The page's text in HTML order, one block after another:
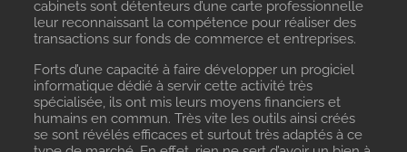
cabinets sont détenteurs d’une carte professionnelle
leur reconnaissant la compétence pour réaliser des
transactions sur fonds de commerce et entreprises.
Forts d’une capacité à faire développer un progiciel
informatique dédié à servir cette activité très
spécialisée, ils ont mis leurs moyens financiers et
humains en commun. Très vite les outils ainsi créés
se sont révélés efficaces et surtout très adaptés à ce